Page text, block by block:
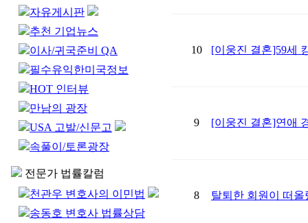
자유게시판
추천 기업뉴스
이사/귀국준비 QA
필수유익한미국정보
HOT 인터뷰
만남의 광장
USA 고발/신문고
속풀이/토론광장
전문가 법률칼럼
천관우 변호사의 이민법
송동호 변호사 법률상담
10 [이웅진 결혼]59세
9 [이웅진 결혼]연애
8 탈퇴한 회원이 떠